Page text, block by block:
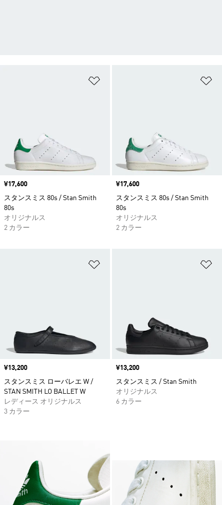
価格
¥17,600
スタンスミス 80s / Stan Smith
80s
オリジナルス
2 カラー
価格
¥17,600
スタンスミス 80s / Stan Smith
80s
オリジナルス
2 カラー
価格
¥13,200
スタンスミス ローバレエ W /
STAN SMITH LO BALLET W
レディース オリジナルス
3 カラー
価格
¥13,200
スタンスミス / Stan Smith
オリジナルス
6 カラー